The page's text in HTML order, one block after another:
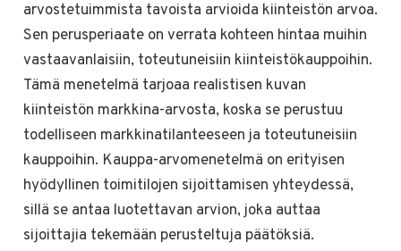
arvostetuimmista tavoista arvioida kiinteistön arvoa.
Sen perusperiaate on verrata kohteen hintaa muihin
vastaavanlaisiin, toteutuneisiin kiinteistökauppoihin.
Tämä menetelmä tarjoaa realistisen kuvan
kiinteistön markkina-arvosta, koska se perustuu
todelliseen markkinatilanteeseen ja toteutuneisiin
kauppoihin. Kauppa-arvomenetelmä on erityisen
hyödyllinen toimitilojen sijoittamisen yhteydessä,
sillä se antaa luotettavan arvion, joka auttaa
sijoittajia tekemään perusteltuja päätöksiä.